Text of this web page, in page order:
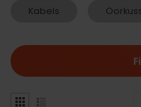
Kabels